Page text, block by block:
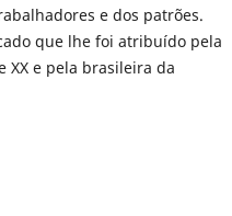
e dos patrões.
que lhe foi atribuído pela
XX e pela brasileira da